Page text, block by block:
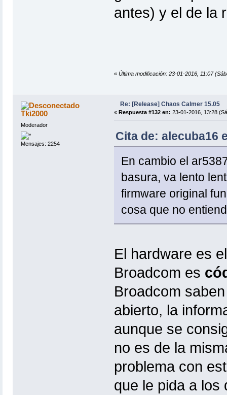
antes) y el de la
« Última modificación: 23-01-2016, 11:07
Tki2000
Moderador
Mensajes: 2254
Re: [Release] Chaos Calmer 15.05
« Respuesta #132 en: 23-01-2016, 13:28
Cita de: alecuba16
En cambio el
basura, va lento
firmware original
cosa que no
El hardware es
Broadcom es
Broadcom
abierto, la
aunque se
no es de la
problema con
que le pida a los